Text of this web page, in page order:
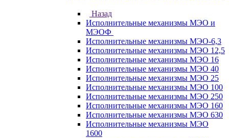
Назад
Исполнительные механизмы МЭО и
МЭОФ
Исполнительные механизмы МЭО-6,3
Исполнительные механизмы МЭО 12,5
Исполнительные механизмы МЭО 16
Исполнительные механизмы МЭО 40
Исполнительные механизмы МЭО 25
Исполнительные механизмы МЭО 100
Исполнительные механизмы МЭО 250
Исполнительные механизмы МЭО 160
Исполнительные механизмы МЭО 630
Исполнительные механизмы МЭО
1600